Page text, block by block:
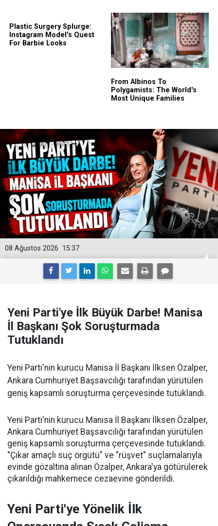
15:37
08 Ağustos 2026
Yeni Parti'ye İlk Büyük Darbe! Manisa
İl Başkanı Şok Soruşturmada
Tutuklandı
Yeni Parti'nin kurucu Manisa İl Başkanı İlksen Özalper,
Ankara Cumhuriyet Başsavcılığı tarafından yürütülen
geniş kapsamlı soruşturma çerçevesinde tutuklandı.
Yeni Parti'nin kurucu Manisa İl Başkanı İlksen Özalper,
Ankara Cumhuriyet Başsavcılığı tarafından yürütülen
geniş kapsamlı soruşturma çerçevesinde tutuklandı.
"Çıkar amaçlı suç örgütü" ve "rüşvet" suçlamalarıyla
evinde gözaltına alınan Özalper, Ankara'ya götürülerek
çıkarıldığı mahkemece cezaevine gönderildi.
Yeni Parti'ye Yönelik İlk